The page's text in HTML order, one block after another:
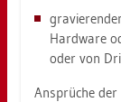
Hard­ware
oder von
An­sprü­che